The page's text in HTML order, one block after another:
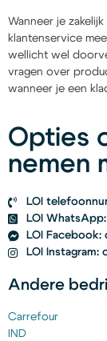
Wanneer je
klantenservice
wellicht wel
vragen over
wanneer je een
Opties
nemen
LOI
LOI
LOI Facebook:
LOI Instagram:
Andere
Carrefour
IND